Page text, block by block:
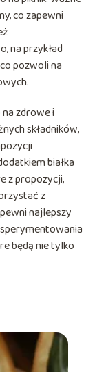
co zapewni
na przykład
pozwoli na
zdrowe i
składników,
białka
z propozycji,
z
najlepszy
będą nie tylko